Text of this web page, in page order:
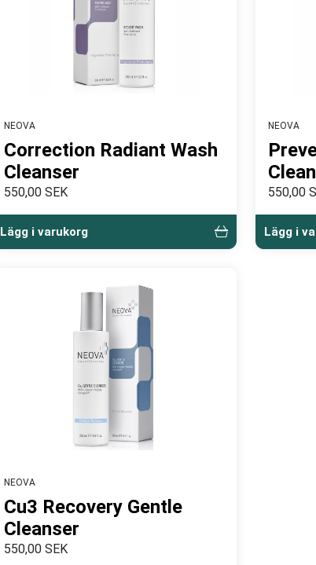
NEOVA
Correction Radiant Wash
Cleanser
550,00 SEK
Lägg i varukorg
NEOVA
550,00
Lägg i
NEOVA
Cu3 Recovery Gentle
Cleanser
550,00 SEK